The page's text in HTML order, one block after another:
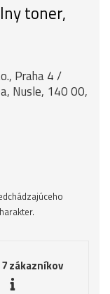
toner,
Praha 4 /
Nusle, 140 00,
7zákazníkov